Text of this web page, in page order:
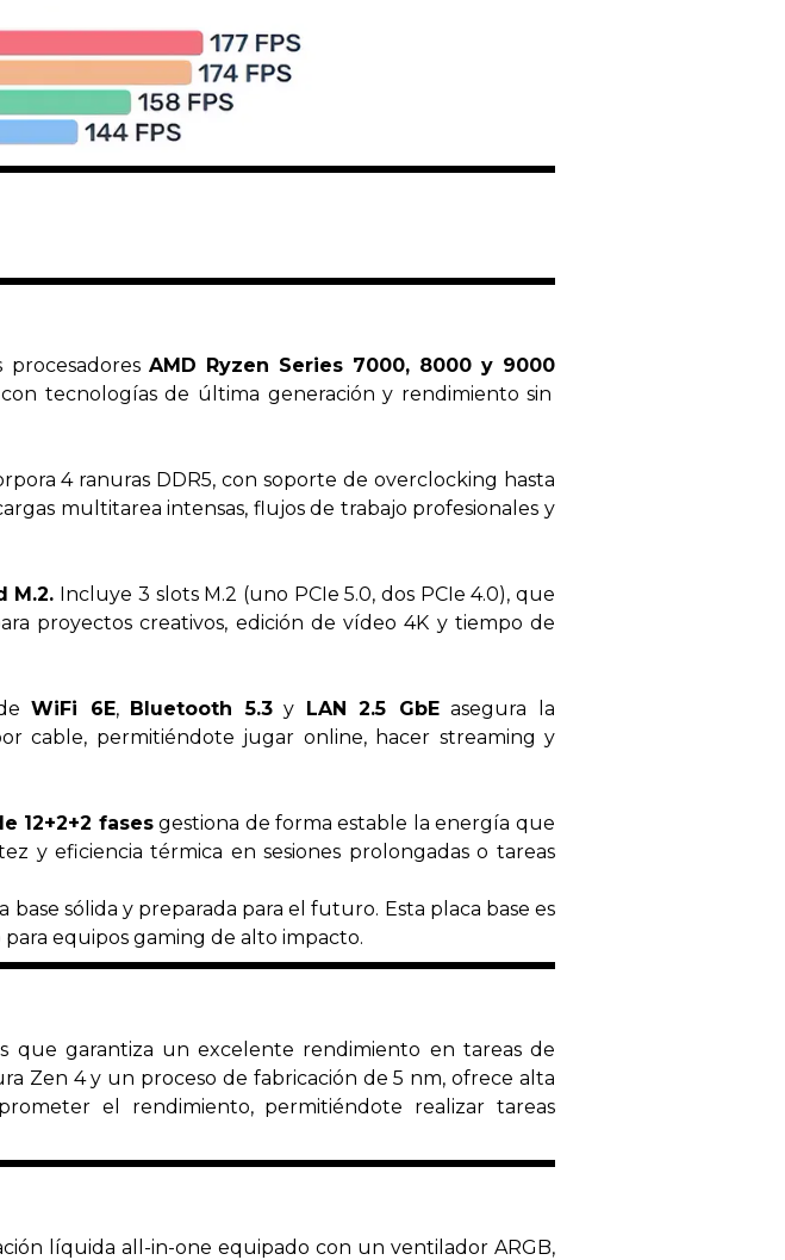
procesadores AMD Ryzen Series 7000, 8000 y 9000
tecnologías de última generación y rendimiento sin
4 ranuras DDR5, con soporte de overclocking hasta
multitarea intensas, flujos de trabajo profesionales y
M.2. Incluye 3 slots M.2 (uno PCIe 5.0, dos PCIe 4.0), que
proyectos creativos, edición de vídeo 4K y tiempo de
deWiFi 6E, Bluetooth 5.3y LAN 2.5 GbEasegura la
cable, permitiéndote jugar online, hacer streaming y
12+2+2 fasesgestiona de forma estable la energía que
y eficiencia térmica en sesiones prolongadas o tareas
sólida y preparada para el futuro. Esta placa base es
equipos gaming de alto impacto.
que garantiza un excelente rendimiento en tareas de
Zen 4 y un proceso de fabricación de 5 nm, ofrece alta
el rendimiento, permitiéndote realizar tareas
líquida all-in-one equipado con un ventilador ARGB,